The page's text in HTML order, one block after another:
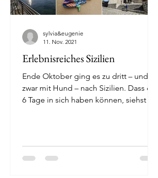
Erlebnisreiches Sizilien
Ende Oktober ging es zu dritt – und
zwar mit Hund – nach Sizilien. Dass es
6 Tage in sich haben können, siehst Du
sylvia&eugenie
11. Nov. 2021